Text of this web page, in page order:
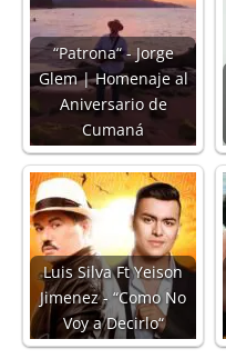
“Patrona“ - Jorge
Glem | Homenaje al
Aniversario de
Cumaná
Luis Silva Ft Yeison
Jimenez - “Como No
Voy a Decirlo“